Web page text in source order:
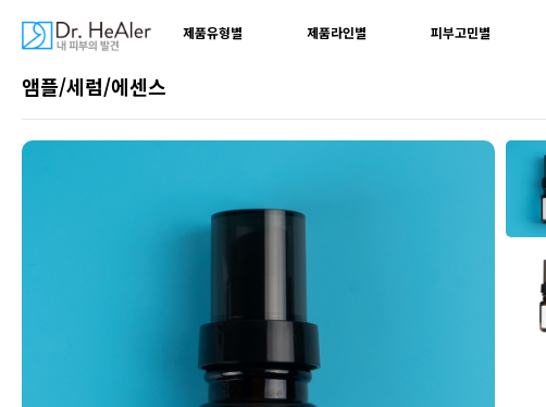
제품유형별 제품라인별 피부고민별
앰플/세럼/에센스